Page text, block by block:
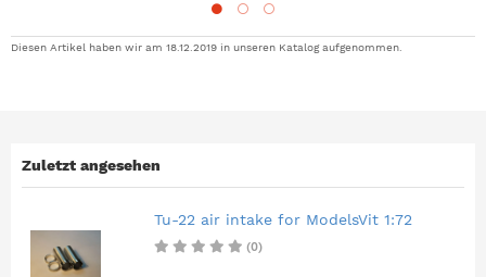
Diesen Artikel haben wir am 18.12.2019 in unseren Katalog aufgenommen.
Zuletzt angesehen
Tu-22 air intake for ModelsVit 1:72
(0)